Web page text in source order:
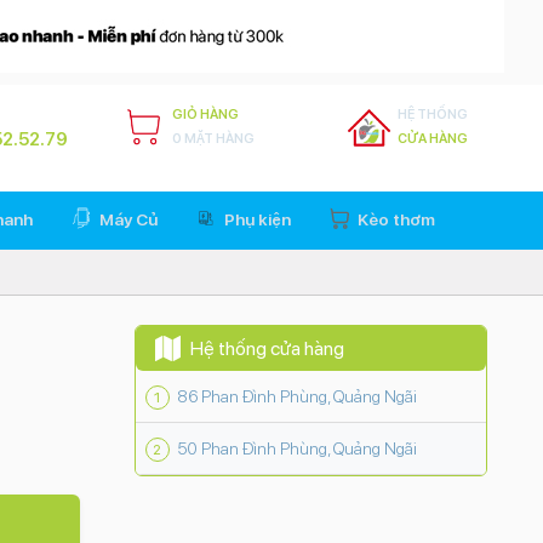
GIỎ HÀNG
0 MẶT HÀNG
HỆ THỐNG
CỬA HÀNG
Máy Củ Phụ kiện Kèo thơm
Hệ thống cửa hàng
86 Phan Đình Phùng, Quảng Ngãi
50 Phan Đình Phùng, Quảng Ngãi